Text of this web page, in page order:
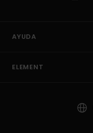
AYUDA
ELEMENT